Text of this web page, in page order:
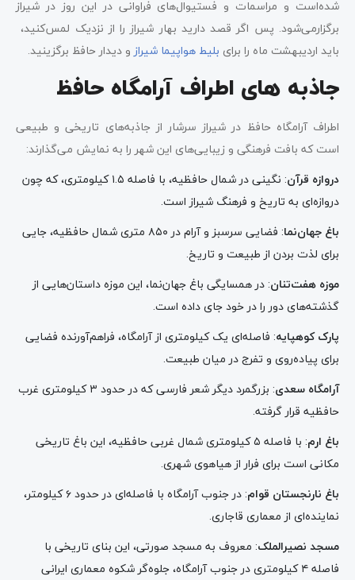
شده‌است و مراسمات و فستیوال‌های فراوانی در این روز در شیراز
برگزارمی‌شود. پس اگر قصد دارید بهار شیراز را از نزدیک لمس‌کنید،
باید اردیبهشت‌ ماه را برای بلیط هواپیما شیرازو دیدار حافظ برگزینید.
جاذبه های اطراف آرامگاه حافظ
اطراف آرامگاه حافظ در شیراز سرشار از جاذبه‌های تاریخی و طبیعی
است که بافت فرهنگی و زیبایی‌های این شهر را به نمایش می‌گذارند:
دروازه قرآن
: نگینی در شمال حافظیه، با فاصله ۱.۵ کیلومتری، که چون
دروازه‌ای به تاریخ و فرهنگ شیراز است.
باغ جهان‌نما
: فضایی سرسبز و آرام در ۸۵۰ متری شمال حافظیه، جایی
برای لذت بردن از طبیعت و تاریخ.
موزه هفت‌تنان: در همسایگی باغ جهان‌نما، این موزه داستان‌هایی از
گذشته‌های دور را در خود جای داده است.
پارک کوهپایه: فاصله‌ای یک کیلومتری از آرامگاه، فراهم‌آورنده فضایی
برای پیاده‌روی و تفرج در میان طبیعت.
آرامگاه سعدی
: بزرگمرد دیگر شعر فارسی که در حدود ۳ کیلومتری غرب
حافظیه قرار گرفته.
باغ ارم
: با فاصله ۵ کیلومتری شمال غربی حافظیه، این باغ تاریخی
مکانی است برای فرار از هیاهوی شهری.
باغ نارنجستان قوام
: در جنوب آرامگاه با فاصله‌ای در حدود ۶ کیلومتر،
نماینده‌ای از معماری قاجاری.
مسجد نصیرالملک: معروف به مسجد صورتی، این بنای تاریخی با
فاصله ۴ کیلومتری در جنوب آرامگاه، جلوه‌گر شکوه معماری ایرانی